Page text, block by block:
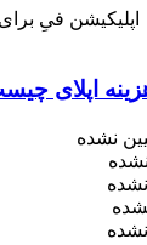
اپلیکیشن فیِ
اپلای
نشده